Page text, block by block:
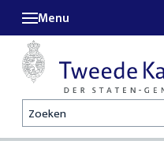
Zoeken
Menu